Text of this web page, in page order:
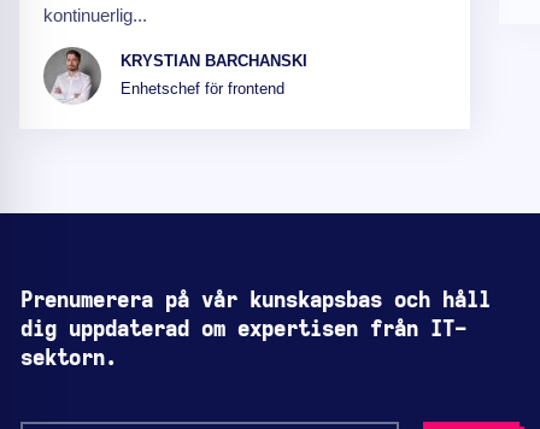
kontinuerlig...
KRYSTIAN BARCHANSKI
Enhetschef för frontend
Prenumerera på vår kunskapsbas och håll
dig uppdaterad om expertisen från IT-
sektorn.